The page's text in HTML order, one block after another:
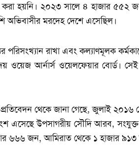
হয়নি। ২০২৩ সালে ৪ হাজার ৫৫২
অভিবাসীর মরদেহ দেশে এসেছিল।
পরিসংখ্যান রাখা এবং কল্যাণমূলক
ওয়েজ আর্নার্স ওয়েলফেয়ার বোর্ড।
প্রতিবেদন থেকে জানা গেছে, জুলাই
এসেছে উপসাগরীয় সৌদি আরব,
৬৬৬ জন, আমিরাত থেকে ১ হাজার